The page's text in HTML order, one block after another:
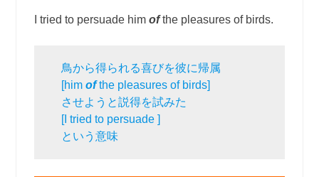
I tried to persuade himofthe pleasures of birds.
鳥から得られる喜びを彼に帰属
[himofthe pleasures of birds]
させようと説得を試みた
[I tried to persuade ]
という意味